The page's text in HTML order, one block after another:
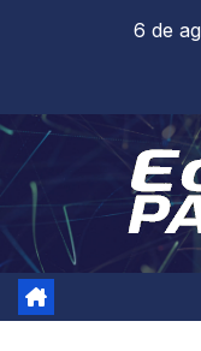
6 de